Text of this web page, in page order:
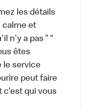
les détails
calme et
n'y a pas ” “
êtes
le service
peut faire
c'est qui vous